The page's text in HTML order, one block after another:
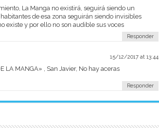
La Manga no existirá, seguirá siendo un
de esa zona seguirán siendo invisibles
existe y por ello no son audible sus voces
Responder
15/12/2017 at 13:44
LA MANGA» , San Javier, No hay aceras
Responder